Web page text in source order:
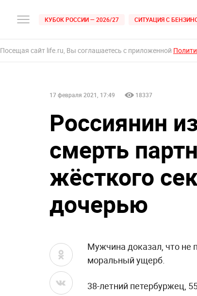
КУБОК РОССИИ — 2026/27 СИТУАЦИЯ С
Посещая сайт life.ru, Вы соглашаетесь с приложенной
17 февраля 2021, 17:49 18337
Россиянин
смерть
жёсткого
дочерью
Мужчина доказал, что не
моральный ущерб.
38-летний петербуржец,